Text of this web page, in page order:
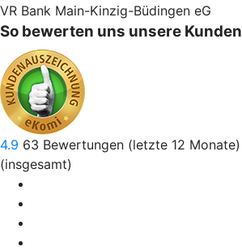
VR Bank Main-Kinzig-Büdingen eG
So bewerten uns unsere Kunden
4.9 63 Bewertungen (letzte 12 Monate)
(insgesamt)